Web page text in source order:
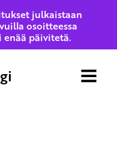
MENU
julkaistaan
osoitteessa
enää päivitetä.